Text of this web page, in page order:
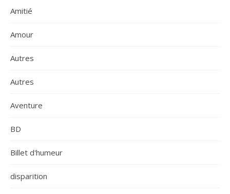
Amitié
Amour
Autres
Autres
Aventure
BD
Billet d'humeur
disparition